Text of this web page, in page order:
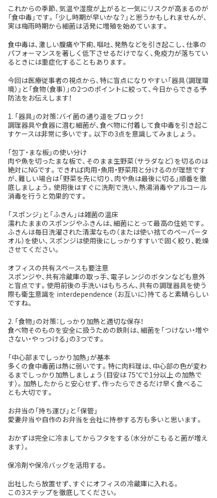
これからの季節、気温や湿度が上がると一気にリスクが高まるのが
「食中毒」です。「少し時期が早いかな？」と思うかもしれませんが、
実は梅雨時期から細菌は活発に増殖を始めています。
食中毒は、激しい腹痛や下痢、嘔吐、発熱などを引き起こし、仕事の
パフォーマンスを著しく低下させるだけでなく、免疫力が落ちてい
るときには重症化することもあります。
今回は医療従事者の視点から、特に盲点になりやすい「器具（調理環
境）」と「食物（食事）」の2つのポイントに絞って、今日からできる予
防法をお伝えします！
1. 「器具」の対策：バイ菌の通り道をブロック！
調理器具や食器に潜む細菌が、食べ物に付着して食中毒を引き起こ
すケースは非常に多いです。以下の3点を意識してみましょう。
「包丁・まな板」の使い分け
肉や魚を切ったまな板で、そのまま生野菜（サラダなど）を切るのは
絶対にNGです。できれば肉用・魚用・野菜用と分けるのが理想です
が、難しい場合は「野菜を先に切り、肉や魚は最後に切る」順番を徹
底しましょう。使用後はすぐに洗剤で洗い、熱湯消毒やアルコール
消毒を行うと効果的です。
「スポンジ」と「ふきん」は雑菌の温床
濡れたままのスポンジやふきんは、細菌にとって最高の住処です。
ふきんは毎日洗濯された清潔なもの（または使い捨てのペーパータ
オル）を使い、スポンジは使用後にしっかりすすいで固く絞り、乾燥
させてください。
オフィスの共有スペースも要注意
スポンジや、共有冷蔵庫の取っ手、電子レンジのボタンなども意外
と盲点です。使用前後の手洗いはもちろん、共有の調理器具を使う
際も衛生意識を interdependence （お互いに）持てると素晴らしい
ですね。
2. 「食物」の対策：しっかり加熱と適切な保存！
食べ物そのものを安全に扱うための鉄則は、細菌を「つけない・増や
さない・やっつける」の3つです。
「中心部までしっかり加熱」が基本
多くの食中毒菌は熱に弱いです。特に肉料理は、中心部の色が変わ
るまでしっかり加熱しましょう（目安は 75℃で1分以上 の加熱で
す）。加熱したからと安心せず、作ったらできるだけ早く食べるこ
とも大切です。
お弁当の「持ち運び」と「保管」
愛妻弁当や自作のお弁当を会社に持参する方も多いと思います。
おかずは完全に冷ましてからフタをする（水分がこもると菌が増え
ます）。
保冷剤や保冷バッグを活用する。
出社したら放置せず、すぐにオフィスの冷蔵庫に入れる。
この3ステップを徹底してください。